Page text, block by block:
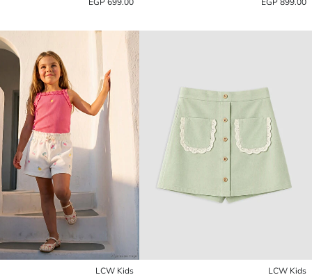
LCW Kids
LCW Kids